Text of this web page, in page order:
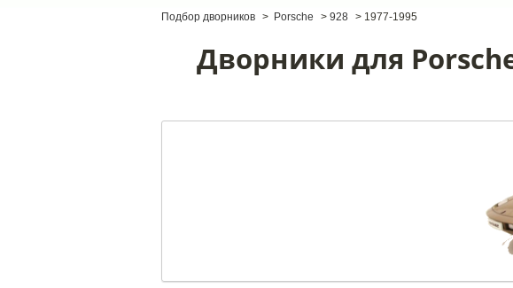
Подбор дворников > Porsche > 928 > 1977-1995
Дворники для